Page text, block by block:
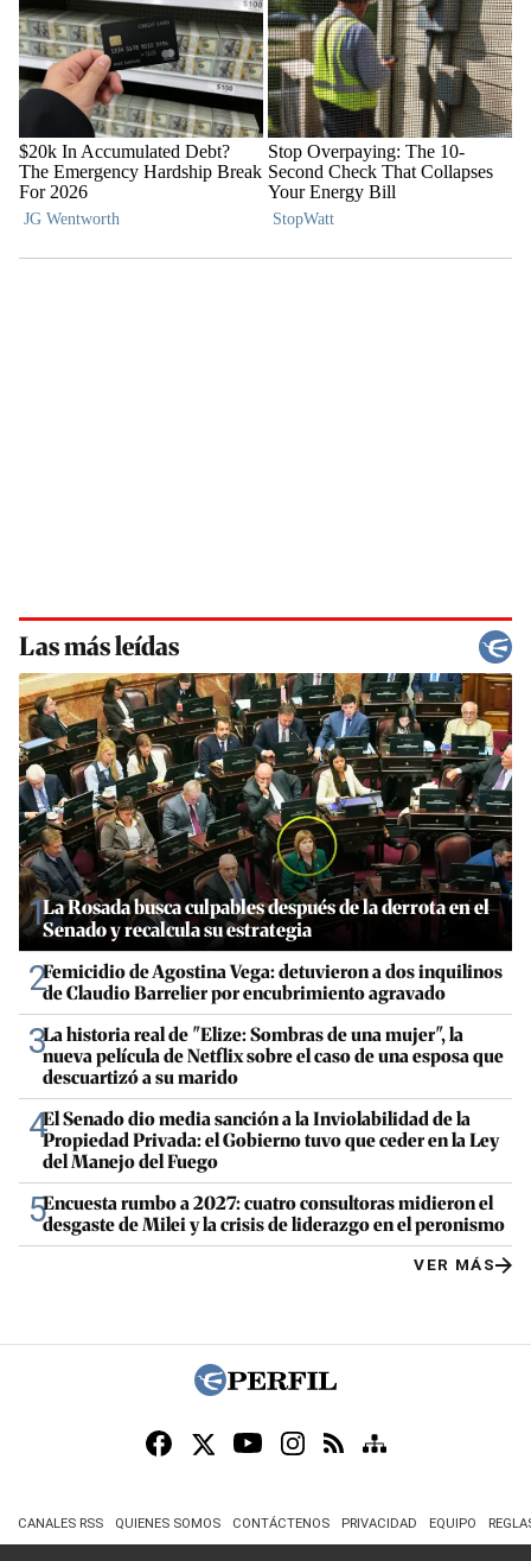
Las más leídas
1La Rosada busca culpables después de la derrota en el
Senado y recalcula su estrategia
2Femicidio de Agostina Vega: detuvieron a dos inquilinos
de Claudio Barrelier por encubrimiento agravado
3La historia real de "Elize: Sombras de una mujer", la
nueva película de Netflix sobre el caso de una esposa que
descuartizó a su marido
4El Senado dio media sanción a la Inviolabilidad de la
Propiedad Privada: el Gobierno tuvo que ceder en la Ley
del Manejo del Fuego
5Encuesta rumbo a 2027: cuatro consultoras midieron el
desgaste de Milei y la crisis de liderazgo en el peronismo
VER MÁS
CANALES RSS QUIENES SOMOS CONTÁCTENOS PRIVACIDAD EQUIPO